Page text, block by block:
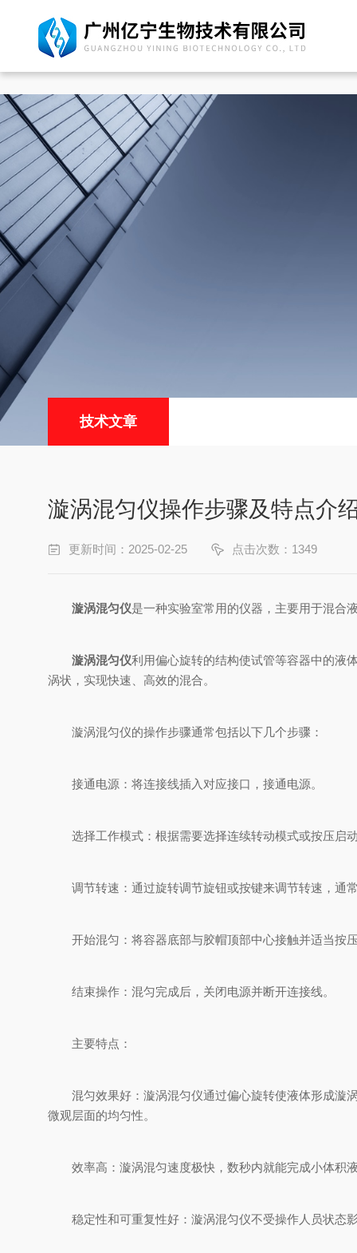
技术文章
漩涡混匀仪操作步骤及特点介
更新时间：2025-02-25 点击次数：1349
漩涡混匀仪是一种实验室常用的仪器，主要用于混合
漩涡混匀仪利用偏心旋转的结构使试管等容器中的液
涡状，实现快速、高效的混合。
漩涡混匀仪的操作步骤通常包括以下几个步骤：
接通电源：将连接线插入对应接口，接通电源。
选择工作模式：根据需要选择连续转动模式或按压启
调节转速：通过旋转调节旋钮或按键来调节转速，通
开始混匀：将容器底部与胶帽顶部中心接触并适当按
结束操作：混匀完成后，关闭电源并断开连接线。
主要特点：
混匀效果好：漩涡混匀仪通过偏心旋转使液体形成漩涡
微观层面的均匀性。
效率高：漩涡混匀速度极快，数秒内就能完成小体积液
稳定性和可重复性好：漩涡混匀仪不受操作人员状态影